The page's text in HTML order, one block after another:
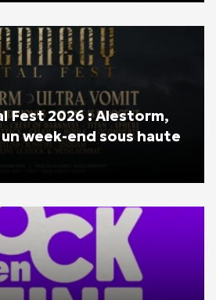
Fest 2026 : Alestorm,
week-end sous haute